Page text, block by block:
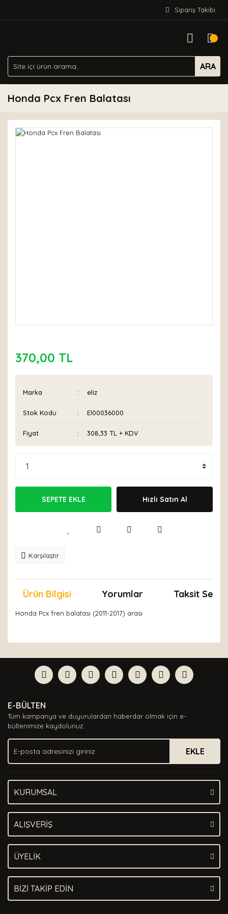
Sipariş Takibi
ARA
Honda Pcx Fren Balatası
370,00 TL
Marka eliz
Stok Kodu El00036000
Fiyat 308,33 TL + KDV
SEPETE EKLE Hızlı Satın Al
Karşılaştır
Ürün Bilgisi Yorumlar Taksit
Honda Pcx fren balatası (2011-2017) arası
Yorum Yaz
formunu kullanarak tarafımıza iletebilirsiniz.
Görüş ve önerileriniz için teşekkür ederiz.
Ürün açıklamasında eksik bilgiler bulunuyor.
Ürün bilgilerinde hatalar bulunuyor.
Ürün fiyatı diğer sitelerden daha pahalı.
Bu ürüne benzer farklı alternatifler olmalı.
E-BÜLTEN
Tüm kampanya ve duyurulardan haberdar olmak için e-
bültenimize kaydolunuz.
EKLE
KURUMSAL
ALIŞVERİŞ
ÜYELİK
BİZİ TAKİP EDİN